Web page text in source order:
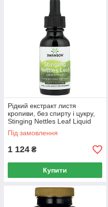
Рідкий екстракт листя
кропиви, без спирту і цукру,
Stinging Nettles Leaf Liquid
Extract, Alcohol-,Sugar-Free,
Swanson, 296 мл
Під замовлення
1 124 ₴
Купити